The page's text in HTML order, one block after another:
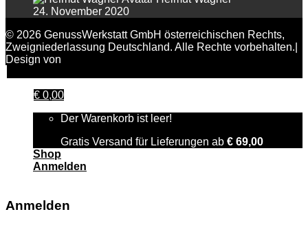
24. November 2020
© 2026 GenussWerkstatt GmbH österreichischen Rechts,
Zweigniederlassung Deutschland. Alle Rechte vorbehalten.|
Design von
€ 0,00
Der Warenkorb ist leer!
Gratis Versand für Lieferungen ab € 69,00
Shop
Anmelden
Anmelden